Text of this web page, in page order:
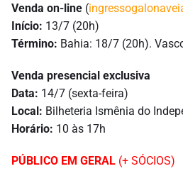
Venda on-line (
Início: 13/7 (20h)
Término: Bahia: 18/7 (20h).
Venda presencial exclusiva
Data: 14/7 (sexta-feira)
Local: Bilheteria Ismênia do
Horário: 10 às 17h
PÚBLICO EM GERAL (+ SÓCIOS)